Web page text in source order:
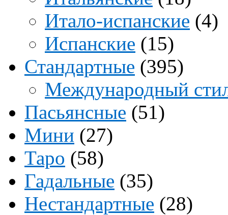
Итало-испанские (4)
Испанские (15)
Стандартные (395)
Международный
Пасьянсные (51)
Мини (27)
Таро (58)
Гадальные (35)
Нестандартные (28)